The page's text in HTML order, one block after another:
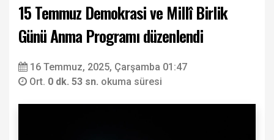
15 Temmuz Demokrasi ve Millî Birlik
Günü Anma Programı düzenlendi
16 Temmuz, 2025, Çarşamba 01:47
Ort. 0 dk. 53 sn. okuma süresi